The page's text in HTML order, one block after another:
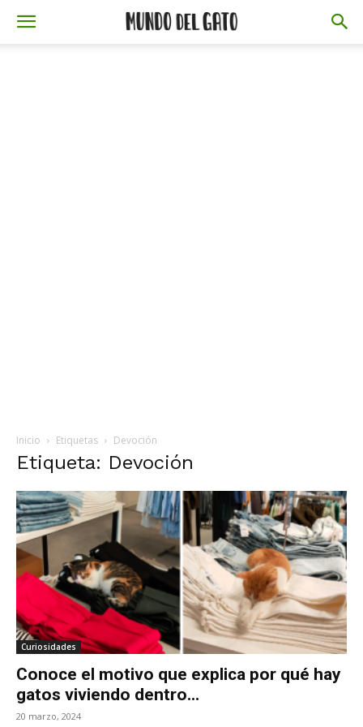
Inicio Etiquetas Devoción
Etiqueta: Devoción
Curiosidades
Conoce el motivo que explica por qué hay
gatos viviendo dentro...
20 marzo, 2024